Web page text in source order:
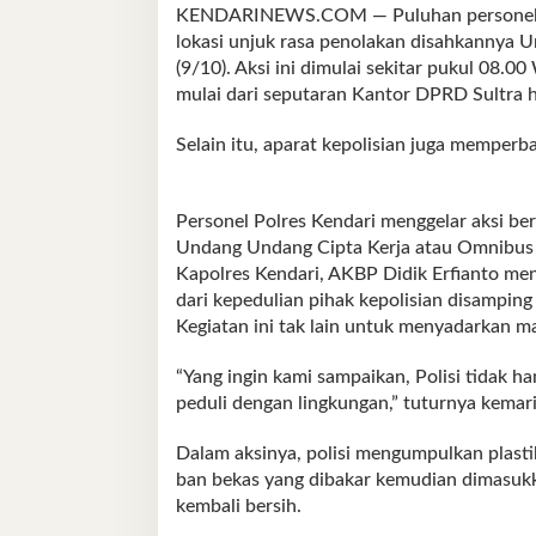
KENDARINEWS.COM — Puluhan
lokasi unjuk rasa penolakan disahkannya
(9/10). Aksi ini dimulai sekitar pukul 08.00
mulai dari seputaran Kantor DPRD Sultra
Selain itu, aparat kepolisian juga
Personel Polres Kendari menggelar aksi
Undang Undang Cipta Kerja atau
Kapolres Kendari, AKBP Didik Erfianto
dari kepedulian pihak kepolisian
Kegiatan ini tak lain untuk menyadarkan
“Yang ingin kami sampaikan, Polisi tidak
peduli dengan lingkungan,” tuturnya
Dalam aksinya, polisi mengumpulkan
ban bekas yang dibakar kemudian
kembali bersih.